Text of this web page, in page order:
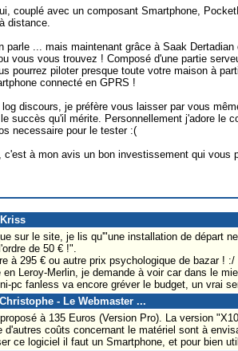
couplé avec un composant Smartphone,
distance.
parle ... mais maintenant grâce à Saak
vous vous trouvez ! Composé d'une partie
pourrez piloter presque toute votre maison à
connecté en GPRS !
discours, je préfère vous laisser par vous
succès qu'il mérite. Personnellement j'adore le
necessaire pour le tester :(
c'est à mon avis un bon investissement qui vous
sur le site, je lis qu'"une installation de départ
de 50 € !".
à 295 € ou autre prix psychologique de bazar ! :/
Leroy-Merlin, je demande à voir car dans le
pc fanless va encore gréver le budget, un vrai
- Le Webmaster ...
à 135 Euros (Version Pro). La version
coûts concernant le matériel sont à
ce logiciel il faut un Smartphone, et pour bien